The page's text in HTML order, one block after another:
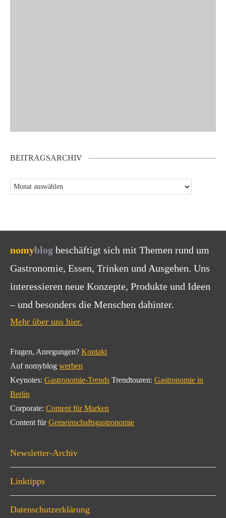
BEITRAGSARCHIV
nomyblog beschäftigt sich mit Themen rund um
Gastronomie, Essen, Trinken und Ausgehen. Uns
interessieren neue Konzepte, Produkte und Ideen
– und besonders die Menschen dahinter.
Mehr über uns hier.
Fragen, Anregungen? Kontakt
Auf nomyblog werben
Keynotes: Gastronomie-Trends Trendtouren: Gastronomie in
Berlin
Corporate: Content für Marken
Content fürGemeinschaftsgastronomie
Newsletter-Archiv
Linktipps
Datenschutzerklärung